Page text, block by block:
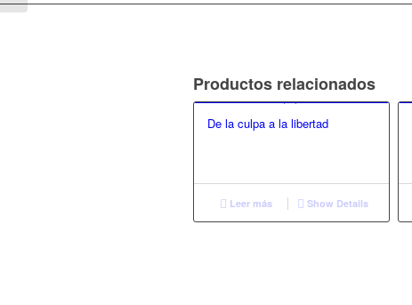
Productos relacionados
De la culpa a la libertad
Leer más Show Details